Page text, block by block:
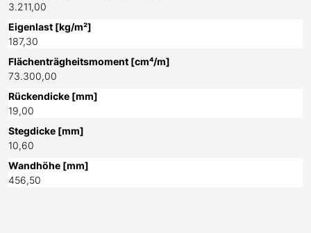
3.211,00
Eigenlast [kg/m²]
187,30
Flächenträgheitsmoment [cm⁴/m]
73.300,00
Rückendicke [mm]
19,00
Stegdicke [mm]
10,60
Wandhöhe [mm]
456,50